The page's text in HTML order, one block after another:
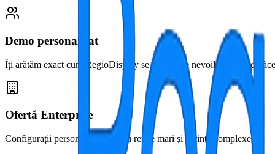
Demo personalizat
Îți arătăm exact cum RegioDisplay se potrivește nevoilor tale specifice
Ofertă Enterprise
Configurații personalizate pentru rețele mari și cerințe complexe